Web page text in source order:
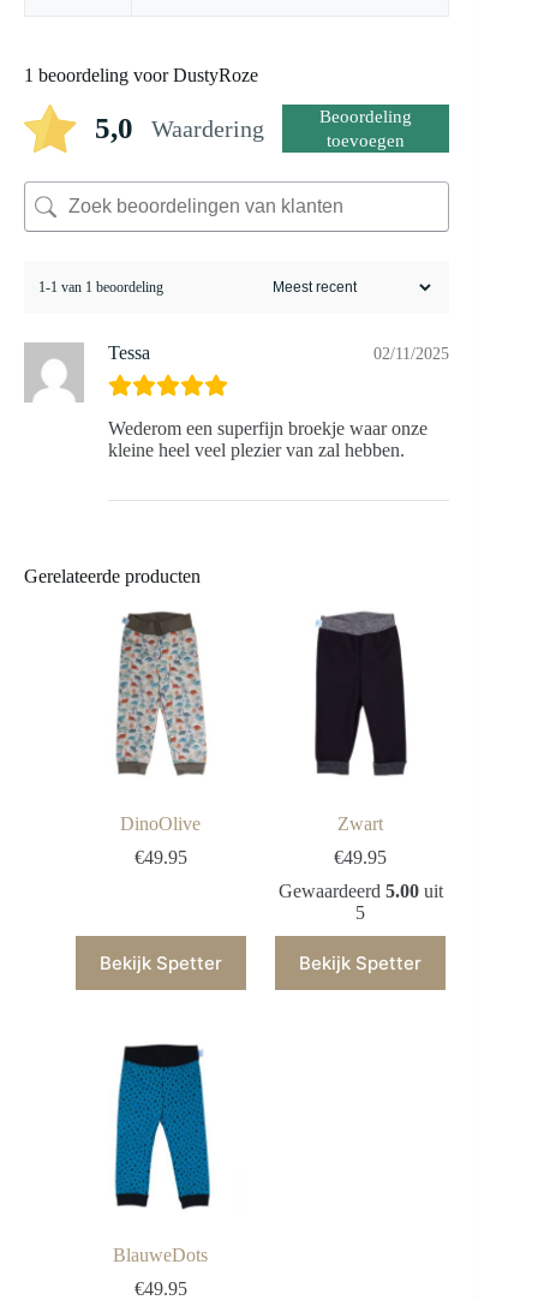
1 beoordeling voorDustyRoze
5,0 Waardering
Beoordeling
toevoegen
1-1 van 1 beoordeling
Tessa 02/11/2025
Wederom een superfijn broekje waar onze
kleine heel veel plezier van zal hebben.
Gerelateerde producten
DinoOlive
€49.95
Bekijk Spetter
Zwart
€49.95
Gewaardeerd 5.00uit
5
Bekijk Spetter
BlauweDots
€49.95